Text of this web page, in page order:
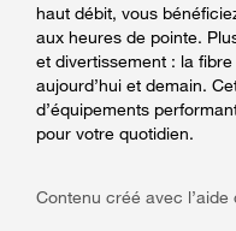
haut débit, vous
aux heures de pointe.
et divertissement : la
aujourd’hui et demain.
d’équipements
pour votre quotidien.
Contenu créé avec l’aide